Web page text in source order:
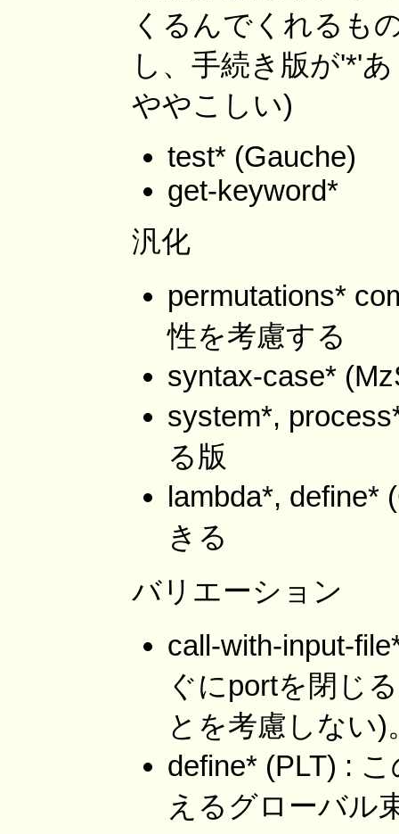
くるんでくれるも
し、手続き版が'*'
ややこしい)
test* (Gauche)
get-keyword*
汎化
permutations*
性を考慮する
syntax-case*
system*,
る版
lambda*, define*
きる
バリエーション
call-with-input-
ぐにportを閉じ
とを考慮しない)
define* (PLT) :
えるグローバル